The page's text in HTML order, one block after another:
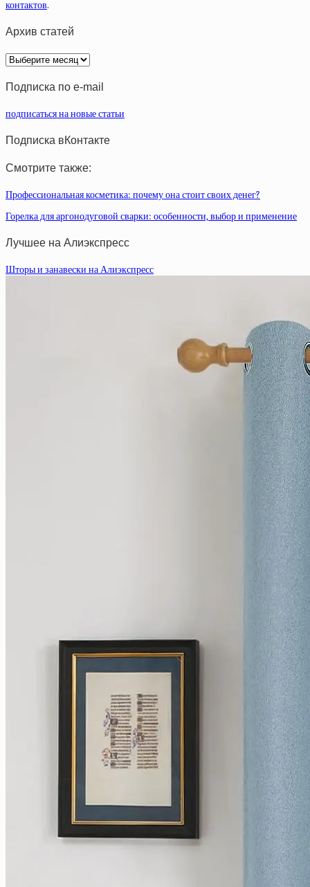
контактов.
Архив статей
Архив
статей
Подписка по e-mail
подписаться на новые статьи
Подписка вКонтакте
Смотрите также:
Профессиональная косметика: почему она стоит своих денег?
Горелка для аргонодуговой сварки: особенности, выбор и применение
Лучшее на Алиэкспресс
Шторы и занавески на Алиэкспресс